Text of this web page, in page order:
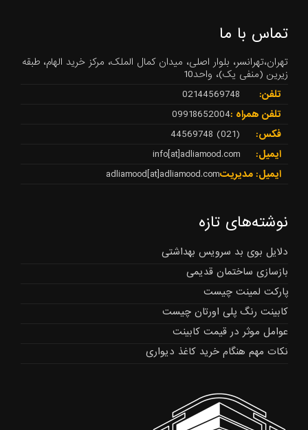
تماس با ما
تهران،تهرانسر، بلوار اصلی، میدان کمال الملک، مرکز خرید الهام، طبقه
زیرین (منفی یک)، واحد10
تلفن:
02144569748
تلفن همراه :09918652004
فکس:
(021) 44569748
ایمیل:
info[at]adliamood.com
ایمیل: مدیریتadliamood[at]adliamood.com
نوشته‌های تازه
دلایل بوی بد سرویس بهداشتی
بازسازی ساختمان قدیمی
پارکت لمینت چیست
کابینت رنگ پلی اورتان چیست
عوامل موثر در قیمت کابینت
نکات مهم هنگام خرید کاغذ دیواری